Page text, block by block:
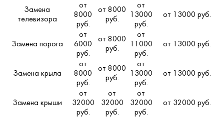
Замена
телевизора
от
8000
руб.
от 8000
руб.
от
13000
руб.
от 13000 руб.
Замена порога
от
6000
руб.
от 8000
руб.
от
11000
руб.
от 13000 руб.
Замена крыла
от
8000
руб.
от 8000
руб.
от
13000
руб.
от 13000 руб.
Замена крыши
от
32000
руб.
от
32000
руб.
от
32000
руб.
от 32000 руб.